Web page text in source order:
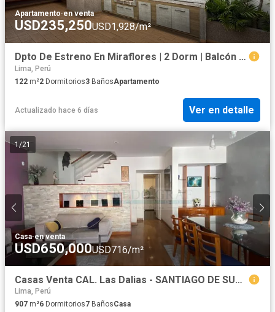
Apartamento·en venta
USD235,250USD1,928/m²
Dpto De Estreno En Miraflores | 2 Dorm | Balcón | Cochera Doble | Áreas Comunes
Lima, Perú
122 m²2 Dormitorios3 BañosApartamento
Actualizado hace 6 días Ver en detalle
1 /21
Casa·en venta
USD650,000USD716/m²
Casas Venta CAL. Las Dalias - SANTIAGO DE SURCO
Lima, Perú
907 m²6 Dormitorios7 BañosCasa